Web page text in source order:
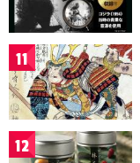
11
12